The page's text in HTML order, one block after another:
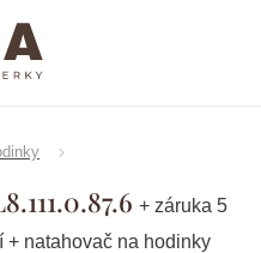
+ záruka 5
+ natahovač na hodinky